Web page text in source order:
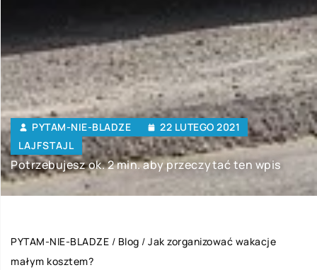
PYTAM-NIE-BLADZE
22 LUTEGO 2021
LAJFSTAJL
Potrzebujesz ok. 2 min. aby przeczytać ten wpis
PYTAM-NIE-BLADZE / Blog / Jak zorganizować wakacje
małym kosztem?